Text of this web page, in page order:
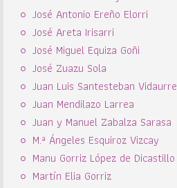
José Antonio Ereño Elorri
José Areta Irisarri
José Miguel Equiza Goñi
José Zuazu Sola
Juan Luis Santesteban Vidaurre
Juan Mendilazo Larrea
Juan y Manuel Zabalza Sarasa
M.ª Ángeles Esquiroz Vizcay
Manu Gorriz López de Dicastillo
Martín Elia Gorriz